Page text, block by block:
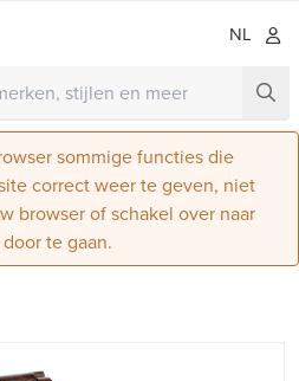
NL
sommige functies die
correct weer te geven, niet
browser of schakel over naar
te gaan.